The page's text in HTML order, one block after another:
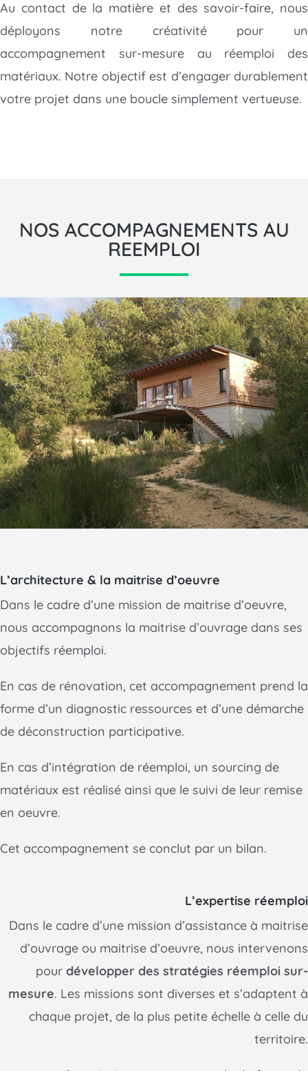
Au contact de la matière et des savoir-faire, nous
déployons notre créativité pour un
accompagnement sur-mesure au réemploi des
matériaux. Notre objectif est d’engager durablement
votre projet dans une boucle simplement vertueuse.
NOS ACCOMPAGNEMENTS AU
REEMPLOI
L’architecture & la maitrise d’oeuvre
Dans le cadre d’une mission de maitrise d’oeuvre,
nous accompagnons la maitrise d’ouvrage dans ses
objectifs réemploi.
En cas de rénovation, cet accompagnement prend la
forme d’un diagnostic ressources et d’une démarche
de déconstruction participative.
En cas d’intégration de réemploi, un sourcing de
matériaux est réalisé ainsi que le suivi de leur remise
en oeuvre.
Cet accompagnement se conclut par un bilan.
L’expertise réemploi
Dans le cadre d’une mission d’assistance à maitrise
d’ouvrage ou maitrise d’oeuvre, nous intervenons
pour développer des stratégies réemploi sur-
mesure. Les missions sont diverses et s’adaptent à
chaque projet, de la plus petite échelle à celle du
territoire.